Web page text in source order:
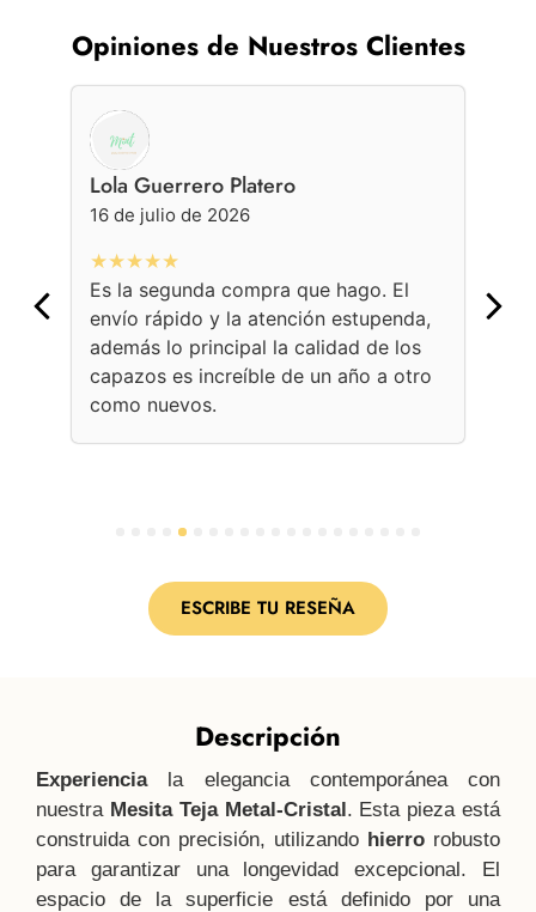
Opiniones de Nuestros Clientes
Lola Guerrero Platero
16 de julio de 2026
★★★★★
Es la segunda compra que hago. El
envío rápido y la atención estupenda,
además lo principal la calidad de los
capazos es increíble de un año a otro
como nuevos.
9
ESCRIBE TU RESEÑA
Descripción
Experienciala elegancia contemporánea con
nuestra Mesita Teja Metal-Cristal. Esta pieza está
construida con precisión, utilizando hierro robusto
para garantizar una longevidad excepcional. El
espacio de la superficie está definido por una